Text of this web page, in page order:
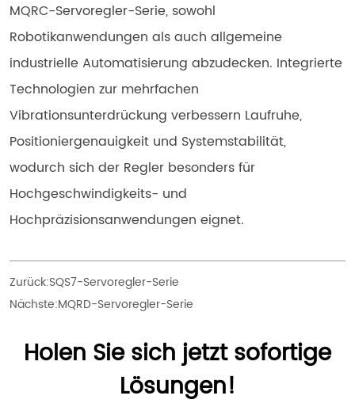
MQRC-Servoregler-Serie, sowohl
Robotikanwendungen als auch allgemeine
industrielle Automatisierung abzudecken. Integrierte
Technologien zur mehrfachen
Vibrationsunterdrückung verbessern Laufruhe,
Positioniergenauigkeit und Systemstabilität,
wodurch sich der Regler besonders für
Hochgeschwindigkeits- und
Hochpräzisionsanwendungen eignet.
Zurück:SQS7-Servoregler-Serie
Nächste:MQRD-Servoregler-Serie
Holen Sie sich jetzt sofortige
Lösungen!